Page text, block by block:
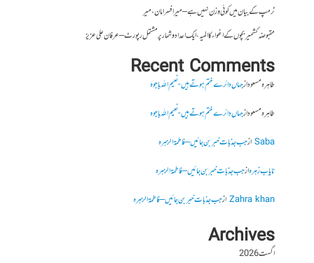
ٹرمپ کے بیان میں کوئی وزن نہیں ہے – میر افسرامان،میر
مقبوضہ کشمیر بچوں کے اغواء کا المیہ، ایک اعداد و شمار پر مشتمل رپورٹ – عرفان علی عزیز
Recent Comments
طاہرہ مسعودازجہاں دائرے ختم ہوتے ہیں- نعیم اللہ باجوہ
طاہرہ مسعودازجہاں دائرے ختم ہوتے ہیں- نعیم اللہ باجوہ
Sabaازجب جذبات خبر بن جائیں – فاطمۃالزہرہ
نایاب زہرہازجب جذبات خبر بن جائیں – فاطمۃالزہرہ
Zahra khanازجب جذبات خبر بن جائیں – فاطمۃالزہرہ
Archives
اگست 2026